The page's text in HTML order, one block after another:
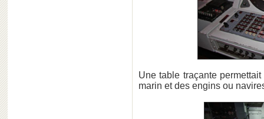
Une table traçante
marin et des engins ou